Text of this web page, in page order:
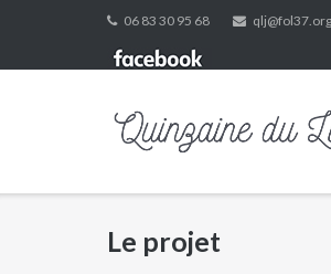
06 83 30 95 68 qlj@fol37.org
Le projet